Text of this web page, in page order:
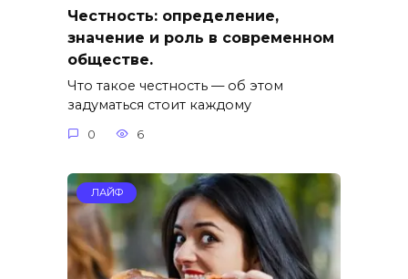
Честность: определение,
значение и роль в современном
обществе.
Что такое честность — об этом
задуматься стоит каждому
0 6
ЛАЙФ